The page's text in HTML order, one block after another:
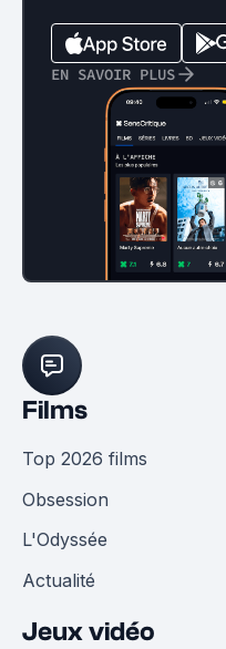
EN SAVOIR PLUS
Films
Top 2026 films
Obsession
L'Odyssée
Actualité
Jeux vidéo